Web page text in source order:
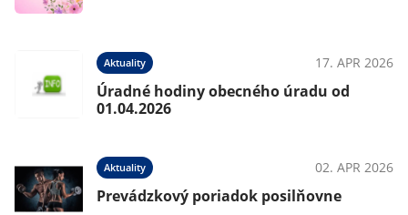
Aktuality 17. APR 2026
Úradné hodiny obecného úradu od
01.04.2026
Aktuality 02. APR 2026
Prevádzkový poriadok posilňovne